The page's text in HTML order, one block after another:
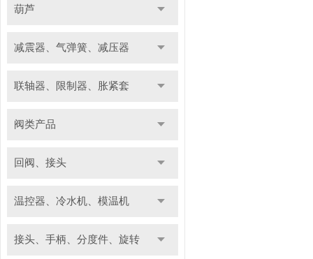
葫芦
减震器、气弹簧、减压器
联轴器、限制器、胀紧套
阀类产品
回阀、接头
温控器、冷水机、模温机
接头、手柄、分度件、旋转